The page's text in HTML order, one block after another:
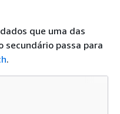
que uma das
secundário passa para
.